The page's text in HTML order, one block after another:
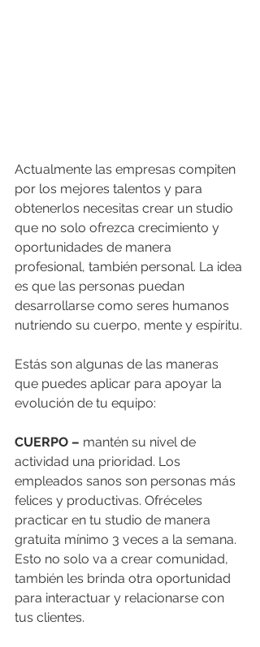
Actualmente las empresas compiten
por los mejores talentos y para
obtenerlos necesitas crear un studio
que no solo ofrezca crecimiento y
oportunidades de manera
profesional, también personal. La idea
es que las personas puedan
desarrollarse como seres humanos
nutriendo su cuerpo, mente y espíritu.
Estás son algunas de las maneras
que puedes aplicar para apoyar la
evolución de tu equipo:
CUERPO – mantén su nivel de
actividad una prioridad. Los
empleados sanos son personas más
felices y productivas. Ofréceles
practicar en tu studio de manera
gratuita mínimo 3 veces a la semana.
Esto no solo va a crear comunidad,
también les brinda otra oportunidad
para interactuar y relacionarse con
tus clientes.